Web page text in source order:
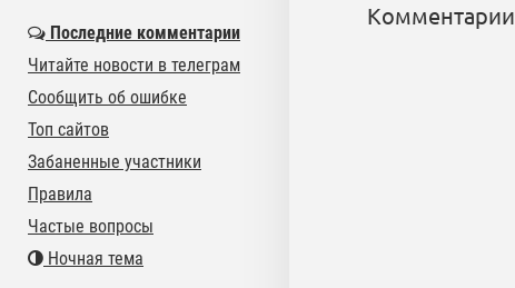
Комментарии
Последние комментарии
Читайте новости в телеграм
Сообщить об ошибке
Топ сайтов
Забаненные участники
Правила
Частые вопросы
Ночная тема